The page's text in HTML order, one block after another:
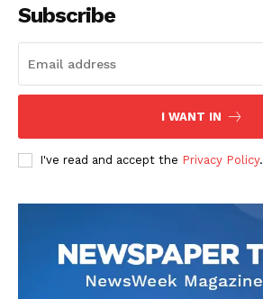
Subscribe
I WANT IN
I've read and accept the Privacy Policy.